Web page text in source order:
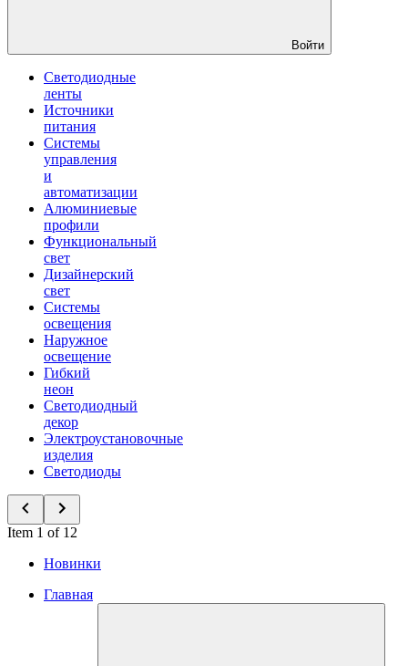
Войти
Светодиодные
ленты
Источники
питания
Системы
управления
и
автоматизации
Алюминиевые
профили
Функциональный
свет
Дизайнерский
свет
Системы
освещения
Наружное
освещение
Гибкий
неон
Светодиодный
декор
Электроустановочные
изделия
Светодиоды
Item 1 of 12
Новинки
Главная